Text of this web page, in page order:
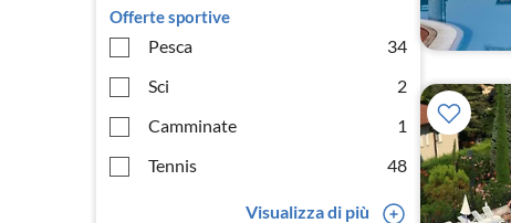
Offerte sportive
Pesca
34
Sci
2
Camminate
1
Tennis
48
Visualizza di più